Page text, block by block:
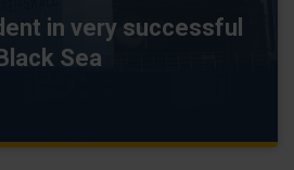
in very successful
Sea